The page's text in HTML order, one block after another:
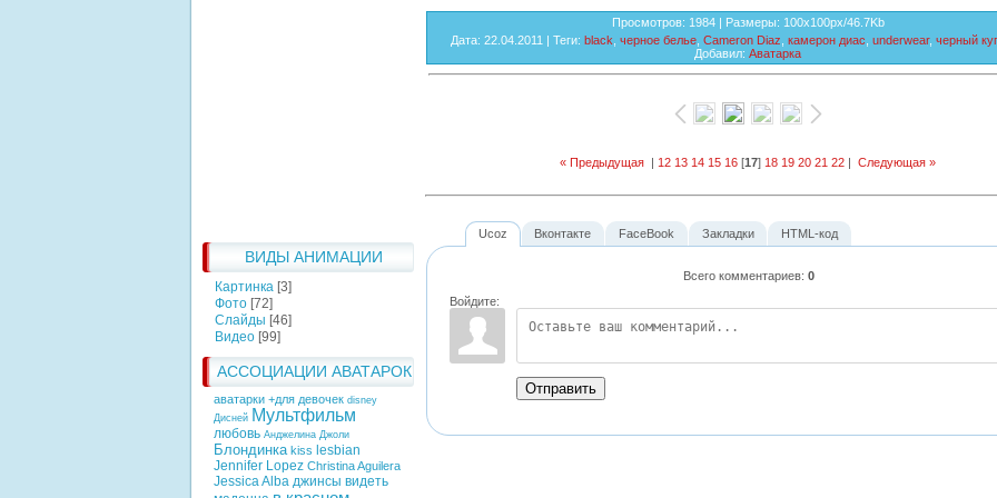
ВИДЫ АНИМАЦИИ
Картинка [3]
Фото [72]
Слайды [46]
Видео [99]
АССОЦИАЦИИ АВАТАРОК
аватарки +для девочек disney
Дисней Мультфильм
любовь Анджелина Джоли
Блондинка kiss lesbian
Jennifer Lopez Christina Aguilera
Jessica Alba джинсы видеть
Просмотров: 1984 | Размеры: 100x100px/46.7Kb
Дата: 22.04.2011 | Теги: black черное белье, Cameron Diaz камерон диас underwear, черный
Добавил: Аватарка
« Предыдущая | 12 13 14 15 16 [17] 18 19 20 21 22 | Следующая »
Ucoz
Всего комментариев: 0
Войдите:
Отправить
Вконтакте FaceBook Закладки HTML-код